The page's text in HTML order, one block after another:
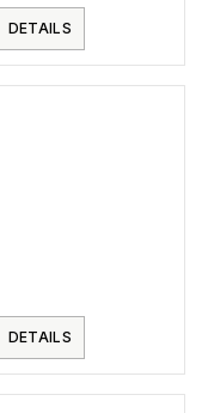
DETAILS
DETAILS